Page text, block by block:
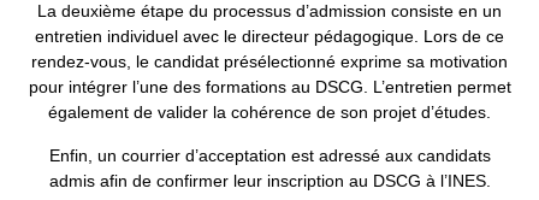
La deuxième étape du processus d’admission consiste en un
entretien individuel avec le directeur pédagogique. Lors de ce
rendez-vous, le candidat présélectionné exprime sa motivation
pour intégrer l’une des formations au DSCG. L’entretien permet
également de valider la cohérence de son projet d’études.
Enfin, un courrier d’acceptation est adressé aux candidats
admis afin de confirmer leur inscription au DSCG à l’INES.